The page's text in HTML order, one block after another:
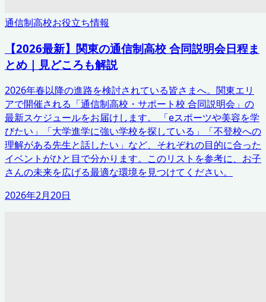
通信制高校お役立ち情報
【2026最新】関東の通信制高校 合同説明会日程ま
とめ｜見どころも解説
2026年春以降の進路を検討されている皆さまへ。関東エリ
アで開催される「通信制高校・サポート校 合同説明会」の
最新スケジュールをお届けします。 「eスポーツや美容を学
びたい」「大学進学に強い学校を探している」「不登校への
理解がある先生と話したい」など、それぞれの目的に合った
イベントがひと目で分かります。このリストを参考に、お子
さんの未来を広げる最適な環境を見つけてください。
2026年2月20日